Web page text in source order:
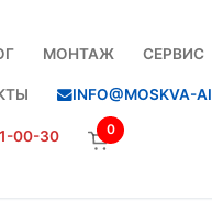
МОНТАЖ СЕРВИС
INFO@MOSKVA-
00-30 0